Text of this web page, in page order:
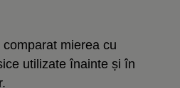
mierea cu
utilizate înainte și în